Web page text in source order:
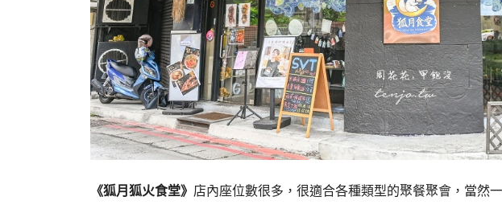
《狐月狐火食堂》 店內座位數很多，很適合各種類型的聚餐聚會，當然